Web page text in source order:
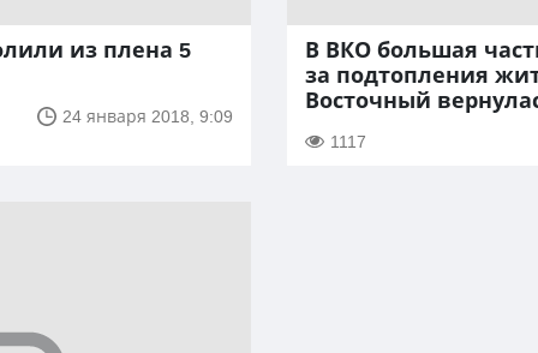
из плена 5
24 января 2018, 9:09
В ВКО большая
за подтопления
Восточный
1117